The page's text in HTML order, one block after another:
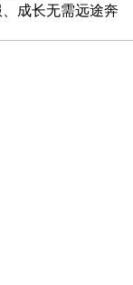
成长无需远途奔